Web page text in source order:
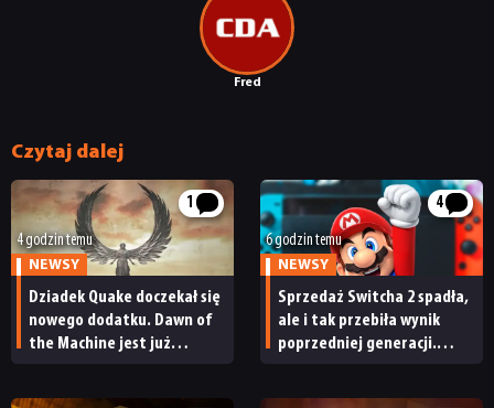
Fred
Czytaj dalej
1
4 godzin temu
NEWSY
Dziadek Quake doczekał się
nowego dodatku. Dawn of
the Machine jest już
4
6 godzin temu
NEWSY
Sprzedaż Switcha 2 spadła,
ale i tak przebiła wynik
poprzedniej generacji.